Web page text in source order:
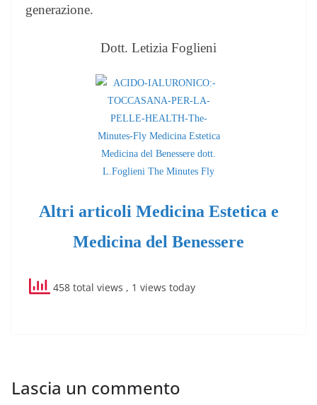
generazione.
Dott. Letizia Foglieni
Altri articoli Medicina Estetica e
Medicina del Benessere
458 total views , 1 views today
Lascia un commento